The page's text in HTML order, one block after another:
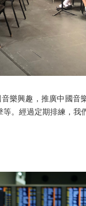
樂興趣，推廣中國音
。經過定期排練，我